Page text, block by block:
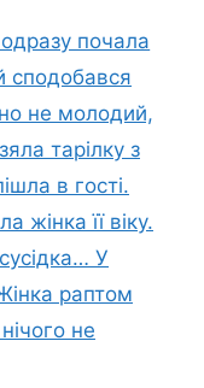
почала
сподобався
не молодий,
тарілку з
в гості.
жінка її віку.
У
раптом
не